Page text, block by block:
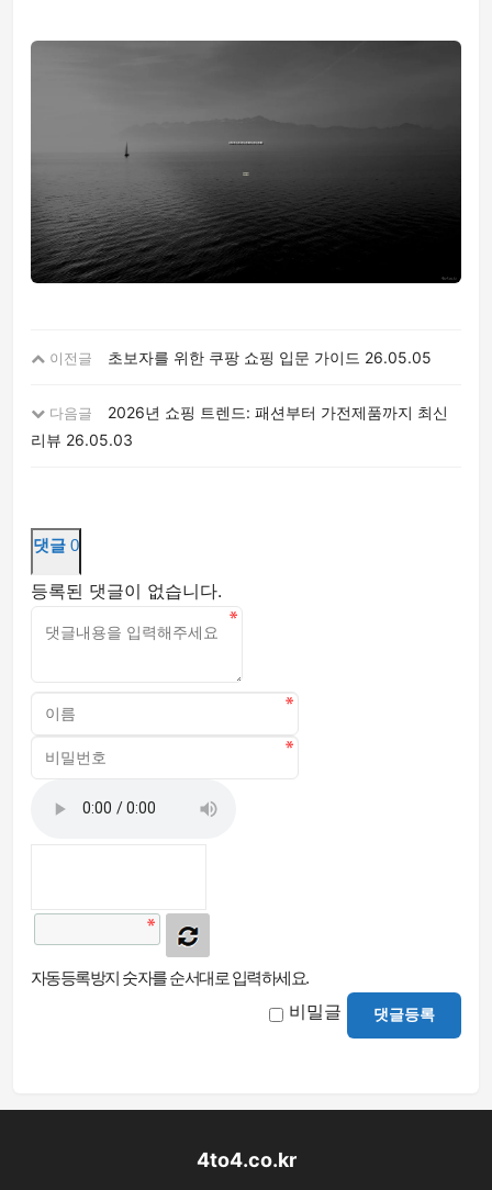
이전글 초보자를 위한 쿠팡 쇼핑 입문 가이드 26.05.05
다음글
2026년 쇼핑 트렌드: 패션부터 가전제품까지 최신
리뷰 26.05.03
댓글 0
등록된 댓글이 없습니다.
자동등록방지 숫자를 순서대로 입력하세요.
비밀글 댓글등록
4to4.co.kr